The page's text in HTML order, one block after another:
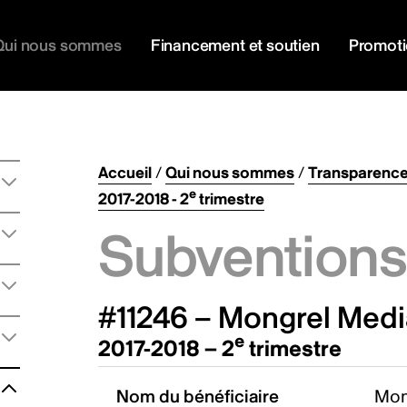
nous sommes Financement et soutien
Accueil/Qui nous sommes/
2017-2018 - 2etrimestre
#11246 – Mongrel
2017-2018 – 2e trimestre
Nom du bénéficiaire